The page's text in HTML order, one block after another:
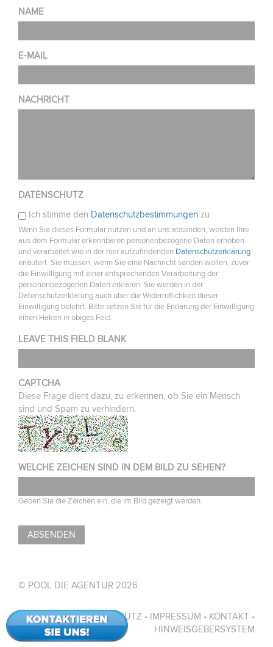
NAME
E-MAIL
NACHRICHT
DATENSCHUTZ
Ich stimme den Datenschutzbestimmungen zu
Wenn Sie dieses Formular nutzen und an uns absenden, werden Ihre
aus dem Formular erkennbaren personenbezogene Daten erhoben
und verarbeitet wie in der hier aufzufindenden Datenschutzerklärung
erläutert. Sie müssen, wenn Sie eine Nachricht senden wollen, zuvor
die Einwilligung mit einer entsprechenden Verarbeitung der
personenbezogenen Daten erklären. Sie werden in der
Datenschutzerklärung auch über die Widerruflichkeit dieser
Einwilligung belehrt. Bitte setzen Sie für die Erklärung der Einwilligung
einen Haken in obiges Feld.
LEAVE THIS FIELD BLANK
CAPTCHA
Diese Frage dient dazu, zu erkennen, ob Sie ein Mensch
sind und Spam zu verhindern.
WELCHE ZEICHEN SIND IN DEM BILD ZU SEHEN?
Geben Sie die Zeichen ein, die im Bild gezeigt werden.
© POOL DIE AGENTUR 2026
DATENSCHUTZ IMPRESSUM
KONTAKT
HINWEISGEBERSYSTEM